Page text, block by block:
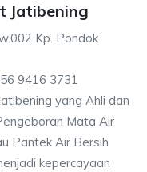
Jatibening
Kp. Pondok
9416 3731
yang Ahli dan
Mata Air
Pantek Air Bersih
kepercayaan